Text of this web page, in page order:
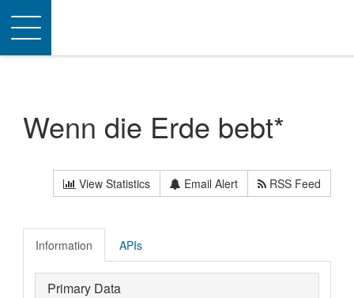
Toggle
navigation
Wenn die Erde bebt*
View Statistics Email Alert RSS Feed
Information APIs
Primary Data